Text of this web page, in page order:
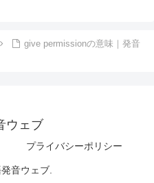
give permissionの意味｜発音
ウェブ
プライバシーポリシー
音ウェブ.